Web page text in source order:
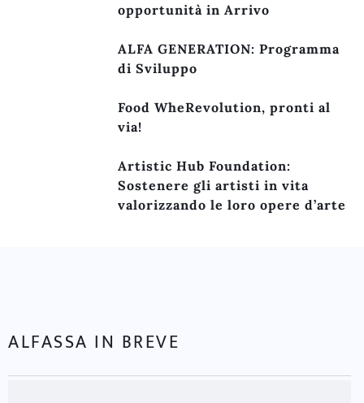
opportunità in Arrivo
ALFA GENERATION: Programma
di Sviluppo
Food WheRevolution, pronti al
via!
Artistic Hub Foundation:
Sostenere gli artisti in vita
valorizzando le loro opere d’arte
ALFASSA IN BREVE